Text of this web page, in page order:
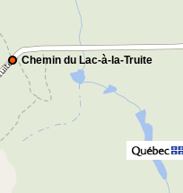
Chemin du Lac-à-la-Truite